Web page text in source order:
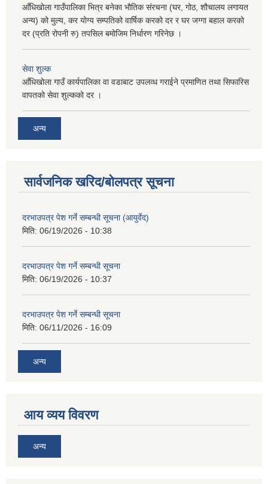
आँधिखोला गाउँपालिका भित्र बनेका भौतिक संरचना (घर, गोठ, शौचालय लगायत
अन्य) को मुल्य, कर योग्य सम्पतिको वार्षिक करको दर र घर जग्गा बहाल करको
दर (प्रति रोपनी रु) तपसिल बमोजिम निर्धारण गरिनेछ ।
सेवा शुल्क
आँधिखोला गाउँ कार्यपालिका वा वडाबाट उपलव्ध गराईने प्रमाणित तथा सिफारिस
वापतको सेवा शुल्कको दर ।
अन्य
सार्वजनिक खरिद/बोलपत्र सूचना
दरभाउपत्र पेश गर्ने सम्बन्धी सूचना (आयुर्वेद)
मिति: 06/19/2026 - 10:38
दरभाउपत्र पेश गर्ने सम्बन्धी सूचना
मिति: 06/19/2026 - 10:37
दरभाउपत्र पेश गर्ने सम्बन्धी सूचना
मिति: 06/11/2026 - 16:09
अन्य
आय व्यय विवरण
अन्य